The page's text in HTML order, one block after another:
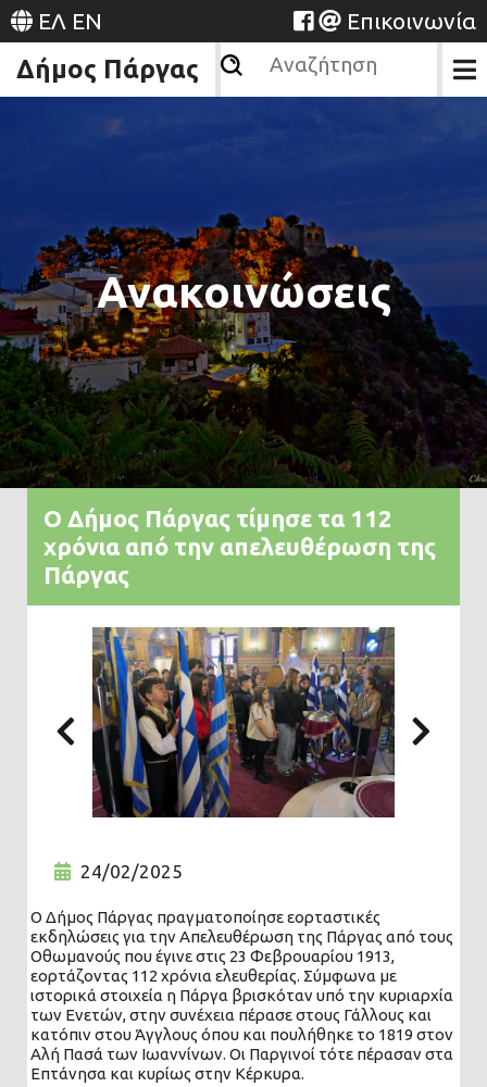
ΕΛ EN Επικοινωνία
Δήμος Πάργας
Ανακοινώσεις
Ο Δήμος Πάργας τίμησε τα 112
χρόνια από την απελευθέρωση της
Πάργας
Previous
24/02/2025
Ο Δήμος Πάργας πραγματοποίησε εορταστικές
εκδηλώσεις για την Απελευθέρωση της Πάργας από τους
Οθωμανούς που έγινε στις 23 Φεβρουαρίου 1913,
εορτάζοντας 112 χρόνια ελευθερίας. Σύμφωνα με
ιστορικά στοιχεία η Πάργα βρισκόταν υπό την κυριαρχία
των Ενετών, στην συνέχεια πέρασε στους Γάλλους και
κατόπιν στου Άγγλους όπου και πουλήθηκε το 1819 στον
Αλή Πασά των Ιωαννίνων. Οι Παργινοί τότε πέρασαν στα
Επτάνησα και κυρίως στην Κέρκυρα.